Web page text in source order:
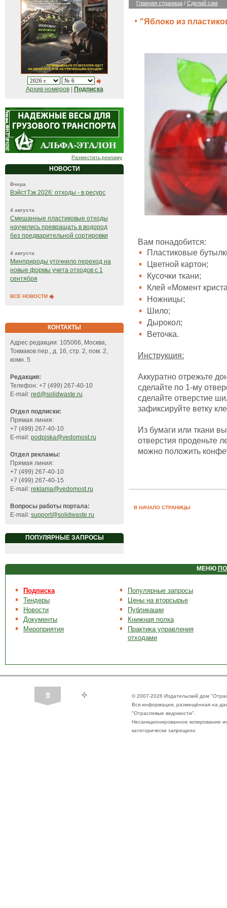
Архив номеров| Подписка
Разместить рекламу
НОВОСТИ
Вчера
ВэйстТэк 2026: отходы - в ресурс
4 августа
Смешанные пластиковые отходы
научились превращать в водород
без предварительной сортировки
4 августа
Минприроды уточнило переход на
новые формы учета отходов с 1
сентября
ВСЕ НОВОСТИ
КОНТАКТЫ
Адрес редакции: 105066, Москва,
Токмаков пер., д. 16, стр. 2, пом. 2,
комн. 5
Редакция:
Телефон: +7 (499) 267-40-10
E-mail: red@solidwaste.ru
Отдел подписки:
Прямая линия:
+7 (499) 267-40-10
E-mail: podpiska@vedomost.ru
Отдел рекламы:
Прямая линия:
+7 (499) 267-40-10
+7 (499) 267-40-15
E-mail: reklama@vedomost.ru
Вопросы работы портала:
E-mail: support@solidwaste.ru
ПОПУЛЯРНЫЕ ЗАПРОСЫ
Главная страница / Сделай сам
"Яблоко из
Вам понадобится:
Пластиковые
Цветной картон;
Кусочки ткани;
Клей «Момент
Ножницы;
Шило;
Дырокол;
Веточка.
Инструкция:
Аккуратно отрежьте
сделайте по 1-му
сделайте отверстие
зафиксируйте ветку
Из бумаги или ткани
отверстия проденьте
можно положить
В НАЧАЛО СТРАНИЦЫ
МЕНЮ
Подписка
Тендеры
Новости
Документы
Мероприятия
Популярные запросы
Цены на вторсырье
Публикации
Книжная полка
Практика управления
отходами
© 2007-2026 Издательский дом
Вся информация, размещённая на
"Отраслевые ведомости".
Несанкционированное копирование
категорически запрещено